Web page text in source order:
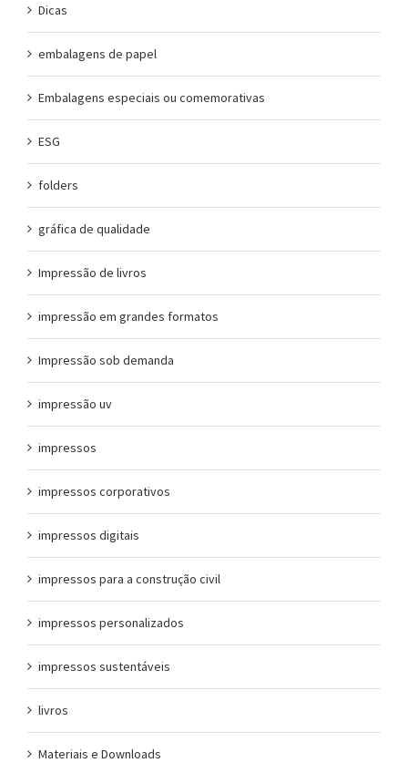
Dicas
embalagens de papel
Embalagens especiais ou comemorativas
ESG
folders
gráfica de qualidade
Impressão de livros
impressão em grandes formatos
Impressão sob demanda
impressão uv
impressos
impressos corporativos
impressos digitais
impressos para a construção civil
impressos personalizados
impressos sustentáveis
livros
Materiais e Downloads